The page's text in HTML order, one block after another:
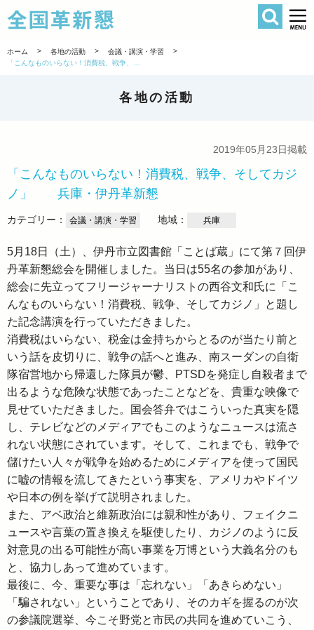
全国革新懇
検索
ホーム > 各地の活動 > 会議・講演・学習
>
各地の活動
2019年05月23日掲載
「こんなものいらない！消費税、戦争、そしてカジ
ノ」 兵庫・伊丹革新懇
カテゴリー： 会議・講演・学習 地域： 兵庫
5月18日（土）、伊丹市立図書館「ことば蔵」にて第７回伊
丹革新懇総会を開催しました。当日は55名の参加があり、
総会に先立ってフリージャーナリストの西谷文和氏に「こ
んなものいらない！消費税、戦争、そしてカジノ」と題し
た記念講演を行っていただきました。
消費税はいらない、税金は金持ちからとるのが当たり前と
いう話を皮切りに、戦争の話へと進み、南スーダンの自衛
隊宿営地から帰還した隊員が鬱、PTSDを発症し自殺者まで
出るような危険な状態であったことなどを、貴重な映像で
見せていただきました。国会答弁ではこういった真実を隠
し、テレビなどのメディアでもこのようなニュースは流さ
れない状態にされています。そして、これまでも、戦争で
儲けたい人々が戦争を始めるためにメディアを使って国民
に嘘の情報を流してきたという事実を、アメリカやドイツ
や日本の例を挙げて説明されました。
また、アベ政治と維新政治には親和性があり、フェイクニ
ュースや言葉の置き換えを駆使したり、カジノのように反
対意見の出る可能性が高い事業を万博という大義名分のも
と、協力しあって進めています。
最後に、今、 重要な事は「忘れない」「あきらめない」
「騙されない」ということであり、そのカギを握るのが次
の参議院選挙、今こそ野党と市民の共同を進めていこう、